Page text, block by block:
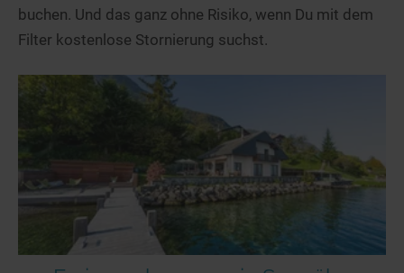
buchen. Und das ganz ohne Risiko, wenn Du mit dem
Filter kostenlose Stornierung suchst.